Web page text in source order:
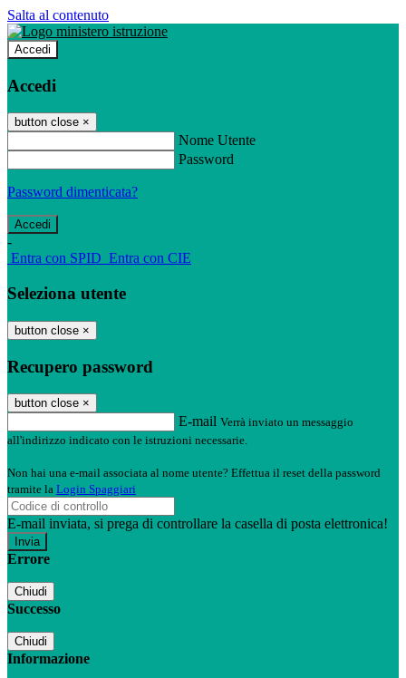
Salta al contenuto
Accedi
Accedi
button close ×
Nome Utente
Password
Password dimenticata?
-
Entra con SPID Entra con CIE
Seleziona utente
button close ×
Recupero password
button close ×
E-mail Verrà inviato un messaggio
all'indirizzo indicato con le istruzioni necessarie.
Non hai una e-mail associata al nome utente? Effettua il reset della password
tramite la Login Spaggiari
E-mail inviata, si prega di controllare la casella di posta elettronica!
Errore
Chiudi
Successo
Chiudi
Informazione